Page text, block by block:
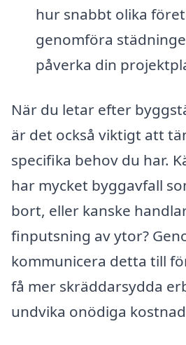
hur snabbt olika
genomföra
påverka din
När du letar efter
är det också viktigt att
specifika behov du har.
har mycket byggavfall
bort, eller kanske
finputsning av ytor?
kommunicera detta till
få mer skräddarsydda
undvika onödiga